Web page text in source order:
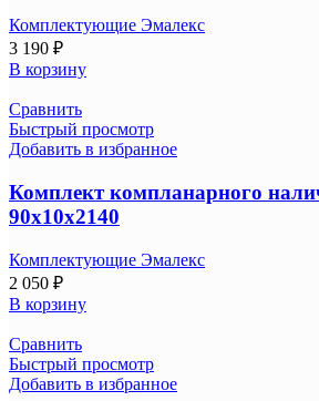
Комплектующие Эмалекс
3 190 ₽
В корзину
Сравнить
Быстрый просмотр
Добавить в избранное
Комплект компланарного
90х10х2140
Комплектующие Эмалекс
2 050 ₽
В корзину
Сравнить
Быстрый просмотр
Добавить в избранное